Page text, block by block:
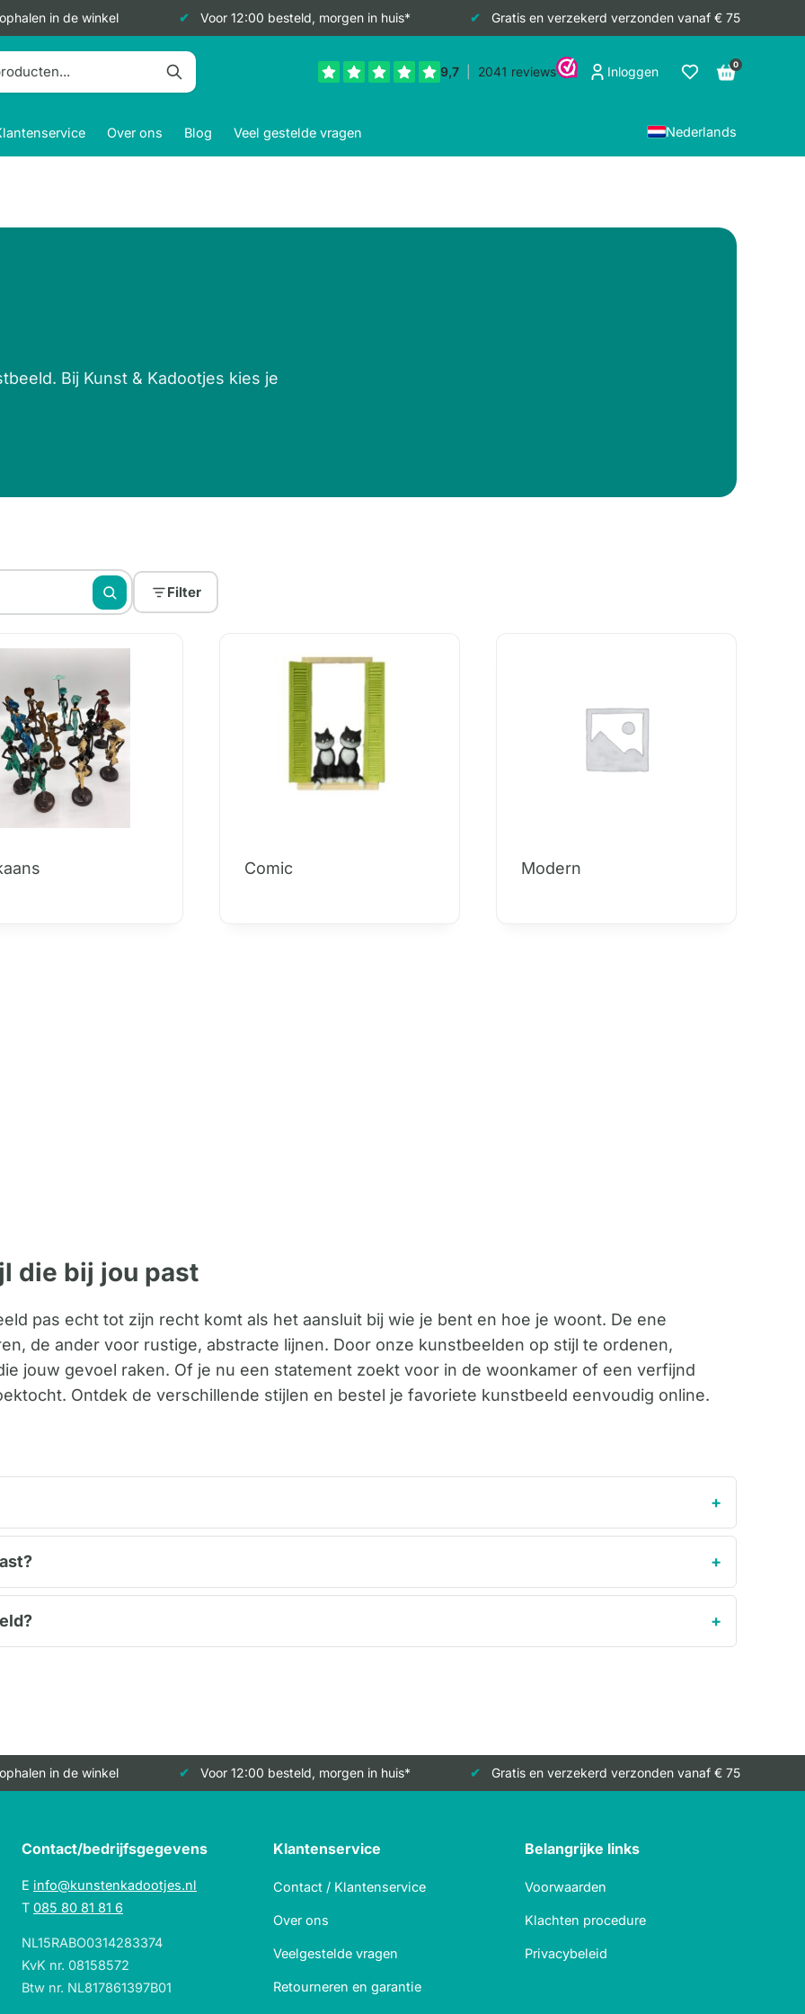
in de winkel Voor 12:00 besteld, morgen in huis* Gratis en verzekerd verzonden vanaf € 75
Inloggen 0
Over ons Blog Veel gestelde vragen Nederlands
Bij Kunst & Kadootjes kies je
Filter
Comic Modern
die bij jou past
pas echt tot zijn recht komt als het aansluit bij wie je bent en hoe je woont. De ene
de ander voor rustige, abstracte lijnen. Door onze kunstbeelden op stijl te ordenen,
jouw gevoel raken. Of je nu een statement zoekt voor in de woonkamer of een verfijnd
Ontdek de verschillende stijlen en bestel je favoriete kunstbeeld eenvoudig online.
in de winkel Voor 12:00 besteld, morgen in huis* Gratis en verzekerd verzonden vanaf € 75
Contact/bedrijfsgegevens
E info@kunstenkadootjes.nl
T 085 80 81 81 6
NL15RABO0314283374
KvK nr. 08158572
Btw nr. NL817861397B01
Klantenservice
Contact / Klantenservice
Over ons
Veelgestelde vragen
Retourneren en garantie
Belangrijke links
Voorwaarden
Klachten procedure
Privacybeleid